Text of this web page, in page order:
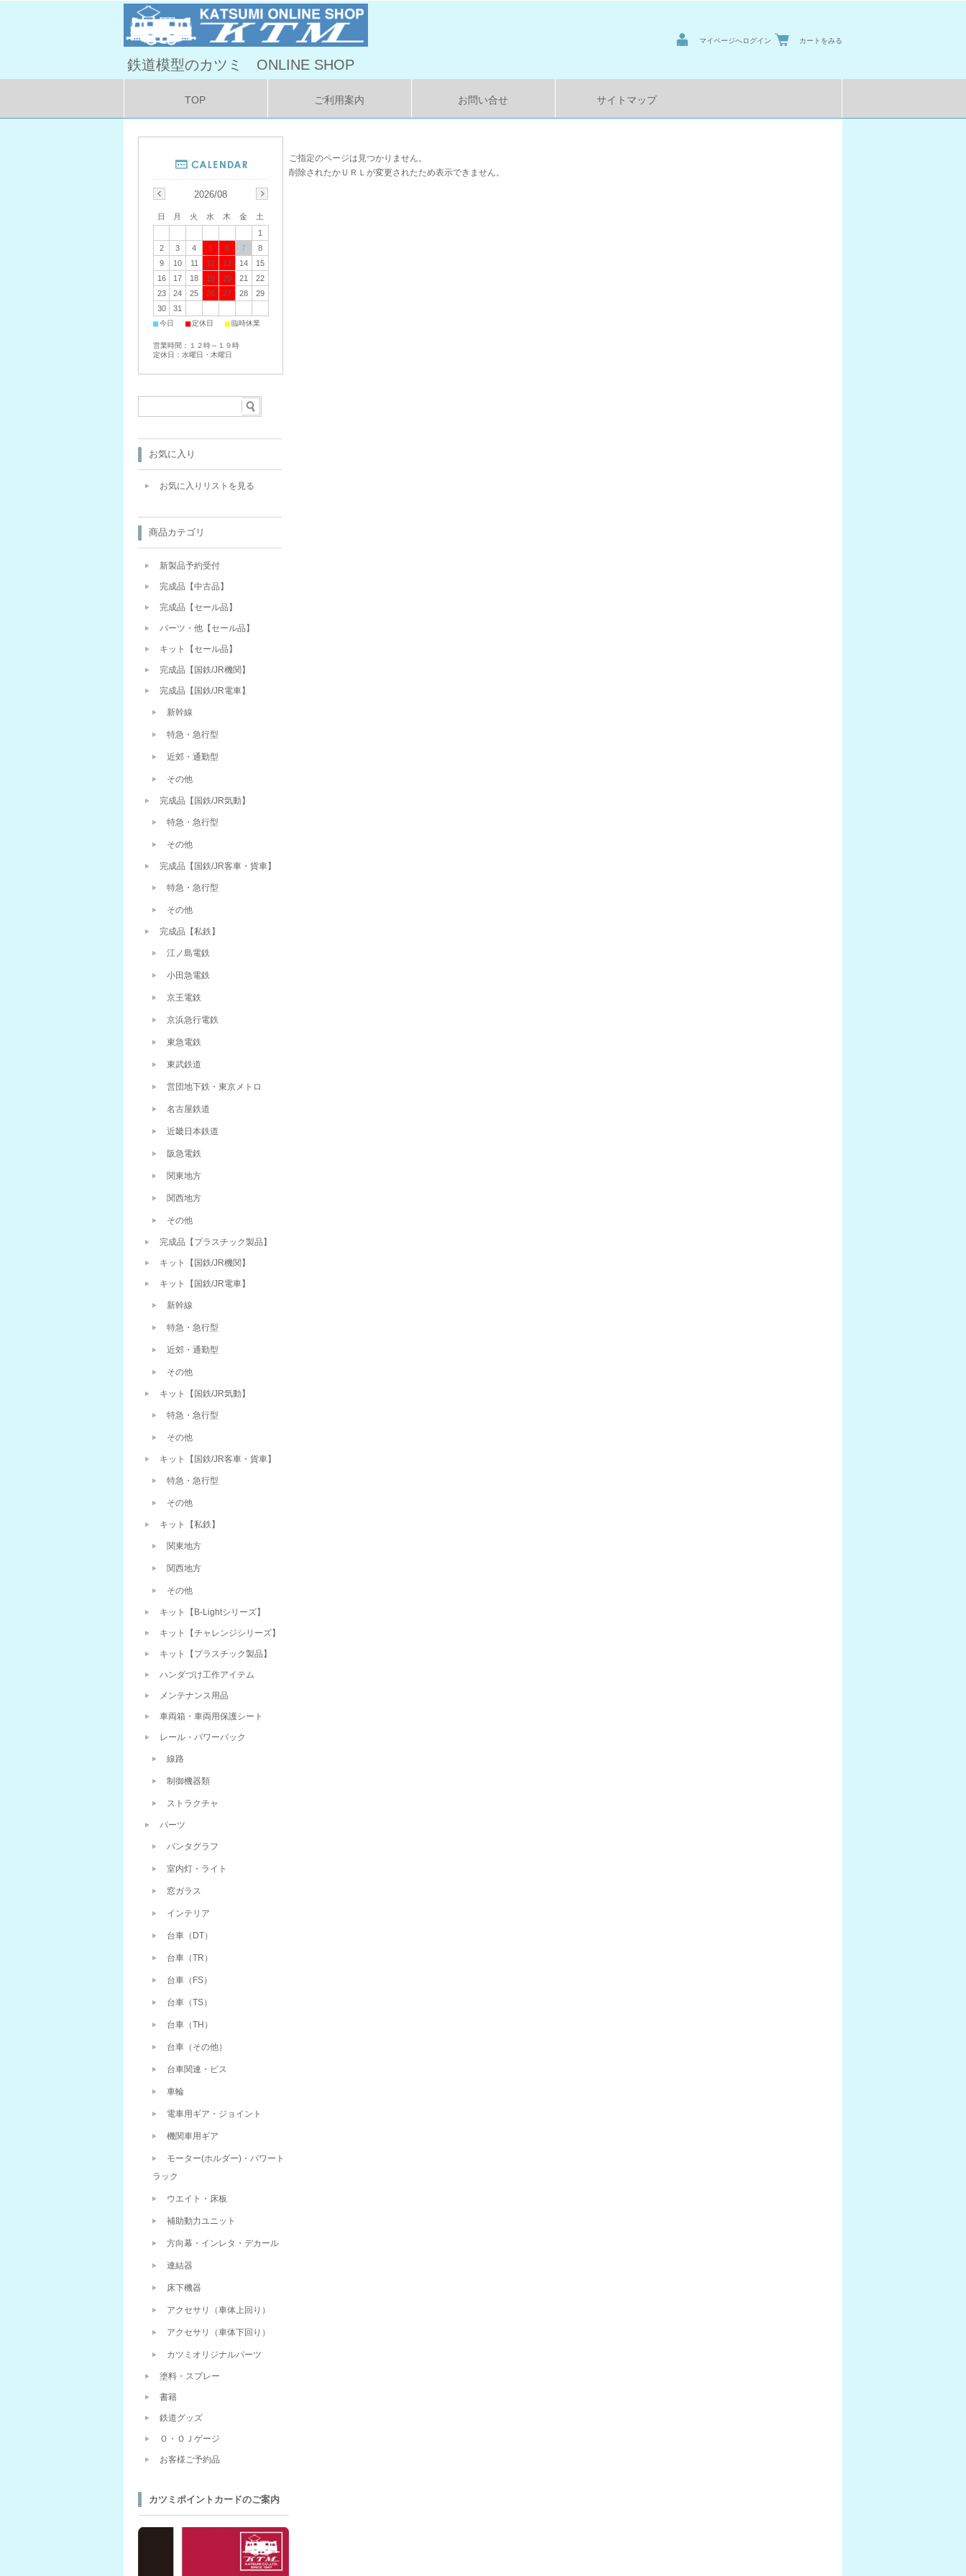
鉄道模型のカツミ ONLINE SHOP
マイページへログイン カートをみる
TOP ご利用案内 お問い合せ サイトマップ
ご指定のページは見つかりません。
削除されたかＵＲＬが変更されたため表示できません。
2026/08
日 月 火 水 木 金
土
1
2
3 4 5 6 7
8
9
10 11 12 13 14
15
16
17 18 19 20 21
22
23
24 25 26 27 28
29
30
31
■今日 ■定休日 ■臨時休業
営業時間：１２時～１９時
定休日：水曜日・木曜日
お気に入り
お気に入りリストを見る
商品カテゴリ
新製品予約受付
完成品【中古品】
完成品【セール品】
パーツ・他【セール品】
キット【セール品】
完成品【国鉄/JR機関】
完成品【国鉄/JR電車】
新幹線
特急・急行型
近郊・通勤型
その他
完成品【国鉄/JR気動】
特急・急行型
その他
完成品【国鉄/JR客車・貨車】
特急・急行型
その他
完成品【私鉄】
江ノ島電鉄
小田急電鉄
京王電鉄
京浜急行電鉄
東急電鉄
東武鉄道
営団地下鉄・東京メトロ
名古屋鉄道
近畿日本鉄道
阪急電鉄
関東地方
関西地方
その他
完成品【プラスチック製品】
キット【国鉄/JR機関】
キット【国鉄/JR電車】
新幹線
特急・急行型
近郊・通勤型
その他
キット【国鉄/JR気動】
特急・急行型
その他
キット【国鉄/JR客車・貨車】
特急・急行型
その他
キット【私鉄】
関東地方
関西地方
その他
キット【B-Lightシリーズ】
キット【チャレンジシリーズ】
キット【プラスチック製品】
ハンダづけ工作アイテム
メンテナンス用品
車両箱・車両用保護シート
レール・パワーパック
線路
制御機器類
ストラクチャ
パーツ
パンタグラフ
室内灯・ライト
窓ガラス
インテリア
台車（DT）
台車（TR）
台車（FS）
台車（TS）
台車（TH）
台車（その他）
台車関連・ビス
車輪
電車用ギア・ジョイント
機関車用ギア
モーター(ホルダー)・パワート
ラック
ウエイト・床板
補助動力ユニット
方向幕・インレタ・デカール
連結器
床下機器
アクセサリ（車体上回り）
アクセサリ（車体下回り）
カツミオリジナルパーツ
塗料・スプレー
書籍
鉄道グッズ
Ｏ・ＯＪゲージ
お客様ご予約品
カツミポイントカードのご案内